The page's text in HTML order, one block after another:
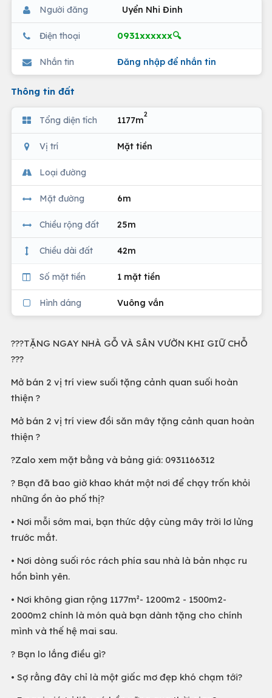
Người đăng Uyển Nhi Đinh
Điện thoại 0931xxxxxx🔍
Nhắn tin Đăng nhập để nhắn tin
Thông tin đất
Tổng diện tích 1177m
2
Vị trí Mặt tiền
Loại đường
Mặt đường 6m
Chiều rộng đất 25m
Chiều dài đất 42m
Số mặt tiền 1 mặt tiền
Hình dáng Vuông vắn
???TẶNG NGAY NHÀ GỖ VÀ SÂN VƯỜN KHI GIỮ CHỖ
???
Mở bán 2 vị trí view suối tặng cảnh quan suối hoàn
thiện ?
Mở bán 2 vị trí view đồi săn mây tặng cảnh quan hoàn
thiện ?
?Zalo xem mặt bằng và bảng giá: 0931166312
? Bạn đã bao giờ khao khát một nơi để chạy trốn khỏi
những ồn ào phố thị?
• Nơi mỗi sớm mai, bạn thức dậy cùng mây trời lơ lửng
trước mắt.
• Nơi dòng suối róc rách phía sau nhà là bản nhạc ru
hồn bình yên.
• Nơi không gian rộng 1177m²- 1200m2 - 1500m2-
2000m2 chính là món quà bạn dành tặng cho chính
mình và thế hệ mai sau.
? Bạn lo lắng điều gì?
• Sợ rằng đây chỉ là một giấc mơ đẹp khó chạm tới?